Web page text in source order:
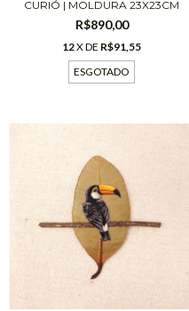
CURIÓ | MOLDURA 23X23CM
R$890,00
12X DE R$91,55
ESGOTADO